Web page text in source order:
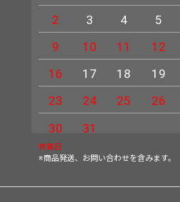
2
3 4 5
9
10 11 12
16
17 18 19
23
24 25 26
30
31
休業日
※商品発送、お問い合わせを含みます。